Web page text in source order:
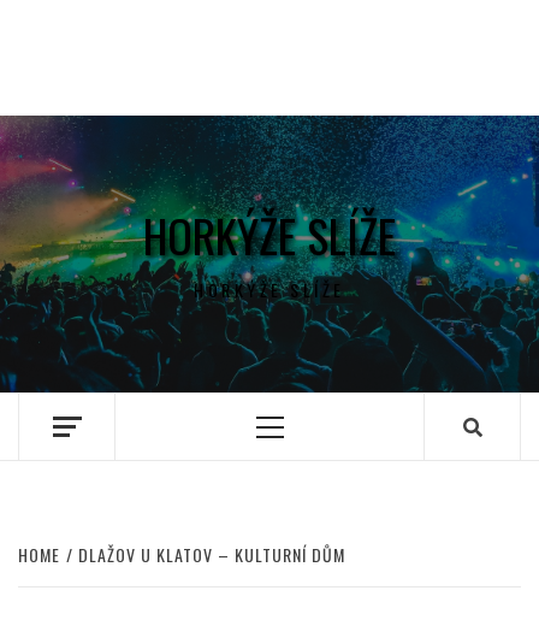
HORKÝŽE SLÍŽE
HORKÝŽE SLÍŽE
Primary
HOME DLAŽOV U KLATOV – KULTURNÍ DŮM